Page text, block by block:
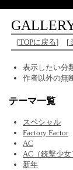
[TOPに戻る] [
表示したい分
作者以外の無
テーマ一覧
スペシャル
Factory Factor
AC
AC（銃撃少女
新年